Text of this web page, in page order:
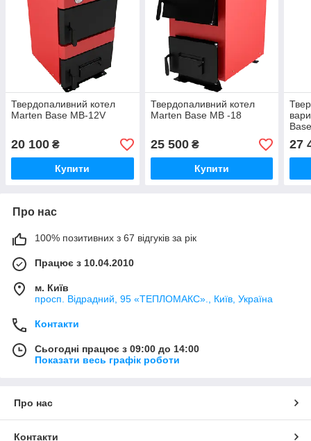
Твердопаливний котел
Marten Base MB-12V
20 100 ₴
Купити
Твердопаливний котел
Marten Base MB -18
25 500₴
Купити
27
Про нас
100% позитивних з 67 відгуків за рік
Працює з 10.04.2010
м. Київ
просп. Відрадний, 95 «ТЕПЛОМАКС»., Київ, Україна
Контакти
Сьогодні працює з 09:00 до 14:00
Показати весь графік роботи
Про нас
Контакти